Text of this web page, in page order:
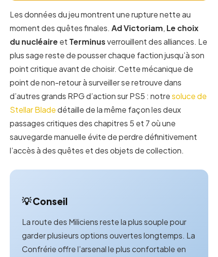
Les données du jeu montrent une rupture nette au
moment des quêtes finales. Ad Victoriam, Le choix
du nucléaire et Terminusverrouillent des alliances. Le
plus sage reste de pousser chaque faction jusqu’à son
point critique avant de choisir. Cette mécanique de
point de non-retour à surveiller se retrouve dans
d’autres grands RPG d’action sur PS5 : notresoluce de
Stellar Bladedétaille de la même façon les deux
passages critiques des chapitres 5 et 7 où une
sauvegarde manuelle évite de perdre définitivement
l’accès à des quêtes et des objets de collection.
💡 Conseil
La route des Miliciens reste la plus souple pour
garder plusieurs options ouvertes longtemps. La
Confrérie offre l’arsenal le plus confortable en